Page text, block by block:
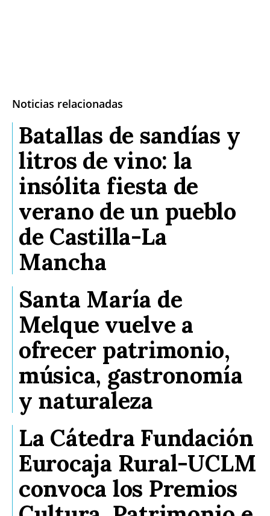
Noticias relacionadas
Batallas de sandías y
litros de vino: la
insólita fiesta de
verano de un pueblo
de Castilla-La
Mancha
Santa María de
Melque vuelve a
ofrecer patrimonio,
música, gastronomía
y naturaleza
La Cátedra Fundación
Eurocaja Rural-UCLM
convoca los Premios